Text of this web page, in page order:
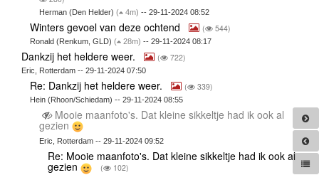
Herman (Den Helder) ( 4m) -- 29-11-2024 08:52
Winters gevoel van deze ochtend ( 544)
Ronald (Renkum, GLD)( 28m) -- 29-11-2024 08:17
Dankzij het heldere weer. ( 722)
Eric, Rotterdam -- 29-11-2024 07:50
Re: Dankzij het heldere weer. ( 339)
Hein (Rhoon/Schiedam) -- 29-11-2024 08:55
Mooie maanfoto's. Dat kleine sikkeltje had ik ook al
gezien
Eric, Rotterdam -- 29-11-2024 09:52
Re: Mooie maanfoto's. Dat kleine sikkeltje had ik ook al
gezien ( 102)